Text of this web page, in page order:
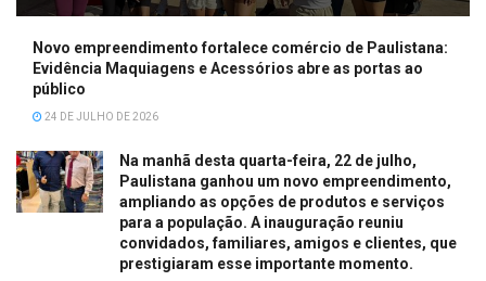
Novo empreendimento fortalece comércio de Paulistana:
Evidência Maquiagens e Acessórios abre as portas ao
público
24 DE JULHO DE 2026
Na manhã desta quarta-feira, 22 de julho,
Paulistana ganhou um novo empreendimento,
ampliando as opções de produtos e serviços
para a população. A inauguração reuniu
convidados, familiares, amigos e clientes, que
prestigiaram esse importante momento.